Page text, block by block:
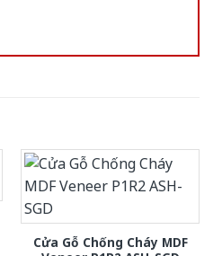
Cửa Gỗ Chống Cháy MDF